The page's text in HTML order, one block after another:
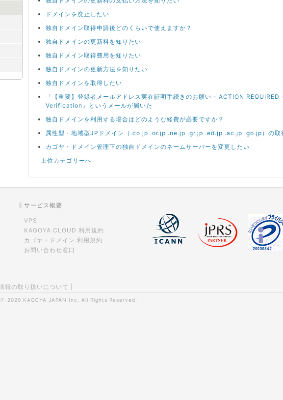
ドメインを廃止したい
独自ドメイン取得申請後どのくらいで使えますか？
独自ドメインの更新料を知りたい
独自ドメイン取得費用を知りたい
独自ドメインの更新方法を知りたい
独自ドメインを取得したい
「【重要】登録者メールアドレス実在証明手続きのお願い - ACTION
Verification」というメールが届いた
独自ドメインを利用する場合はどのような経費が必要ですか？
属性型・地域型JPドメイン（.co.jp .or.jp .ne.jp .gr.jp .ed.jp .ac.jp .go.jp）の取
カゴヤ・ドメイン管理下の独自ドメインのネームサーバーを変更したい
上位カテゴリーへ
サービス概要
VPS
KAGOYA CLOUD 利用規約
カゴヤ・ドメイン 利用規約
お問い合わせ窓口
報の取り扱いについて
2020 KAGOYA JAPAN Inc. All Rights Reserved.